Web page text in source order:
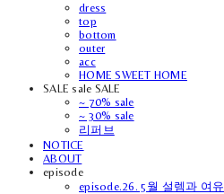
dress
top
bottom
outer
acc
HOME SWEET HOME
SALE sale SALE
~ 70% sale
~ 30% sale
리퍼브
NOTICE
ABOUT
episode
episode.26. 5월 설렘과 여유